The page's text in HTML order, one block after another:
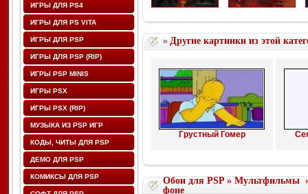
ИГРЫ ДЛЯ PS4
ИГРЫ ДЛЯ PS VITA
ИГРЫ ДЛЯ PSP
ИГРЫ ДЛЯ PSP (RIP)
ИГРЫ PSP MINIS
ИГРЫ PSX
ИГРЫ PSX (RIP)
МУЗЫКА ИЗ PSP ИГР
КОДЫ, ЧИТЫ ДЛЯ PSP
ДЕМО ДЛЯ PSP
КОМИКСЫ ДЛЯ PSP
» Другие картинки из этой
Грустный Гомер
Обои для PSP» Мультфильмы
фоне